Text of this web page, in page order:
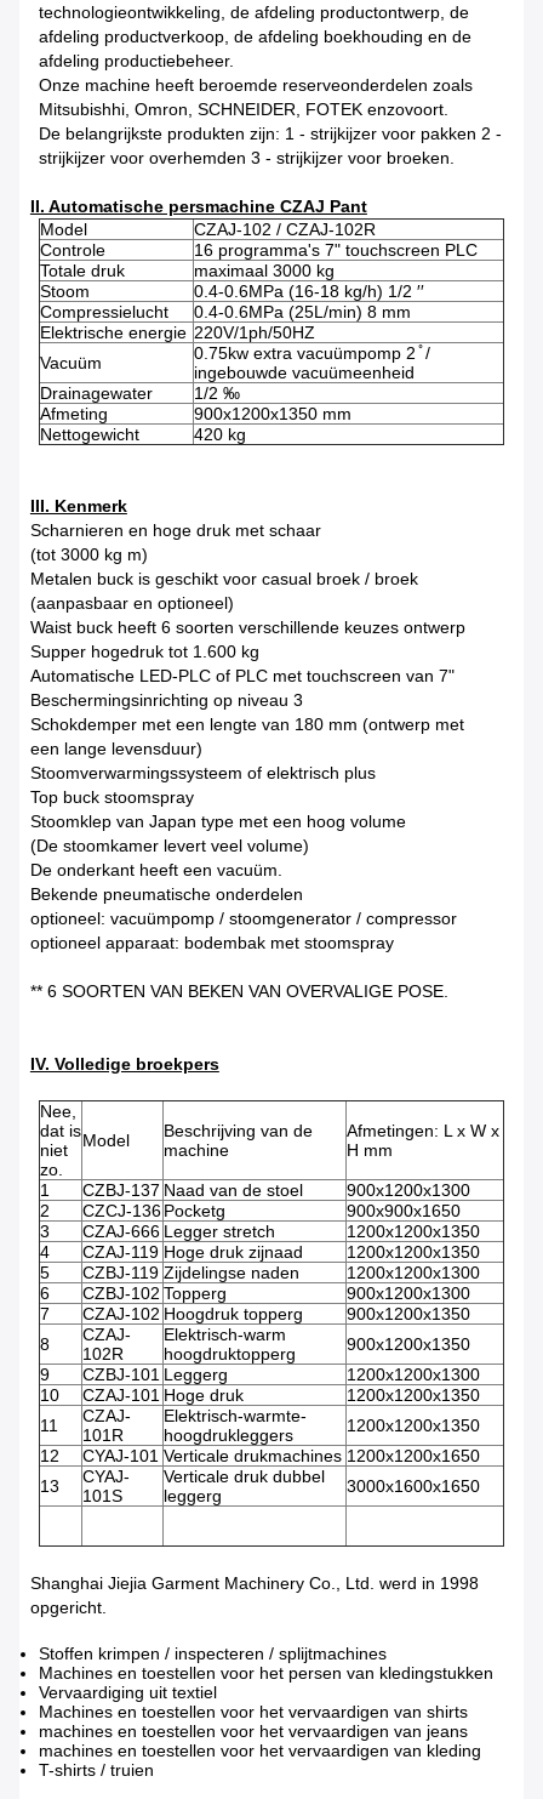
technologieontwikkeling, de afdeling productontwerp, de
afdeling productverkoop, de afdeling boekhouding en de
afdeling productiebeheer.
Onze machine heeft beroemde reserveonderdelen zoals
Mitsubishhi, Omron, SCHNEIDER, FOTEK enzovoort.
De belangrijkste produkten zijn: 1 - strijkijzer voor pakken 2 -
strijkijzer voor overhemden 3 - strijkijzer voor broeken.
II. Automatische persmachine CZAJ Pant
Model
CZAJ-102 / CZAJ-102R
Controle
16 programma's 7" touchscreen PLC
Totale druk
maximaal 3000 kg
Stoom
0.4-0.6MPa (16-18 kg/h) 1/2 ′′
Compressielucht
0.4-0.6MPa (25L/min) 8 mm
Elektrische energie 220V/1ph/50HZ
Vacuüm
0.75kw extra vacuümpomp 2 ̊ /
ingebouwde vacuümeenheid
Drainagewater
1/2 ‰
Afmeting
900x1200x1350 mm
Nettogewicht
420 kg
III. Kenmerk
Scharnieren en hoge druk met schaar
(tot 3000 kg m)
Metalen buck is geschikt voor casual broek / broek
(aanpasbaar en optioneel)
Waist buck heeft 6 soorten verschillende keuzes ontwerp
Supper hogedruk tot 1.600 kg
Automatische LED-PLC of PLC met touchscreen van 7"
Beschermingsinrichting op niveau 3
Schokdemper met een lengte van 180 mm (ontwerp met
een lange levensduur)
Stoomverwarmingssysteem of elektrisch plus
Top buck stoomspray
Stoomklep van Japan type met een hoog volume
(De stoomkamer levert veel volume)
De onderkant heeft een vacuüm.
Bekende pneumatische onderdelen
optioneel: vacuümpomp / stoomgenerator / compressor
optioneel apparaat: bodembak met stoomspray
** 6 SOORTEN VAN BEKEN VAN OVERVALIGE POSE.
IV. Volledige broekpers
Nee,
dat is
niet
zo.
Model
Beschrijving van de
machine
Afmetingen: L x W x
H mm
1 CZBJ-137 Naad van de stoel
900x1200x1300
2
CZCJ-136Pocketg
900x900x1650
3
CZAJ-666 Legger stretch
1200x1200x1350
4
CZAJ-119 Hoge druk zijnaad
1200x1200x1350
5
CZBJ-119 Zijdelingse naden
1200x1200x1300
6
CZBJ-102 Topperg
900x1200x1300
7
CZAJ-102 Hoogdruk topperg
900x1200x1350
8
CZAJ-
102R
Elektrisch-warm
hoogdruktopperg
900x1200x1350
9
CZBJ-101 Leggerg
1200x1200x1300
10
CZAJ-101 Hoge druk
1200x1200x1350
11
CZAJ-
101R
Elektrisch-warmte-
hoogdrukleggers
1200x1200x1350
12
CYAJ-101 Verticale drukmachines 1200x1200x1650
13
CYAJ-
101S
Verticale druk dubbel
leggerg
3000x1600x1650
Shanghai Jiejia Garment Machinery Co., Ltd. werd in 1998
opgericht.
Stoffen krimpen / inspecteren / splijtmachines
Machines en toestellen voor het persen van kledingstukken
Vervaardiging uit textiel
Machines en toestellen voor het vervaardigen van shirts
machines en toestellen voor het vervaardigen van jeans
machines en toestellen voor het vervaardigen van kleding
T-shirts / truien